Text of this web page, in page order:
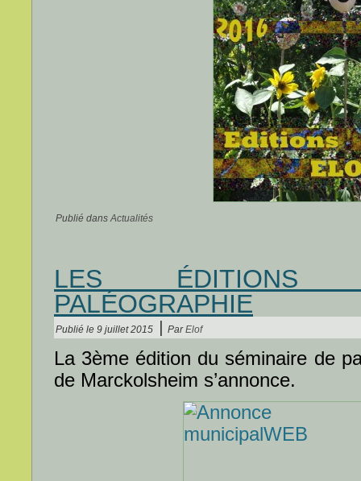
Publié dans Actualités
LES ÉDITIONS
PALÉOGRAPHIE
Publié le 9 juillet 2015 Par Elof
La 3ème édition du séminaire de
de Marckolsheim s’annonce.